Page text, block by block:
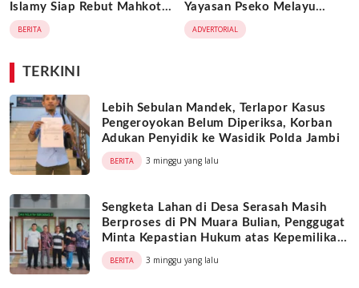
Islamy Siap Rebut Mahkota
Putri Jambi 2026
BERITA
Yayasan Pseko Melayu
Jambi Resmi Dikukuhkan:
Satukan Adat, Jaga Warisan
ADVERTORIAL
TERKINI
Lebih Sebulan Mandek, Terlapor Kasus
Pengeroyokan Belum Diperiksa, Korban
Adukan Penyidik ke Wasidik Polda Jambi
BERITA 3 minggu yang lalu
Sengketa Lahan di Desa Serasah Masih
Berproses di PN Muara Bulian, Penggugat
Minta Kepastian Hukum atas Kepemilikan
Objek Tanah
BERITA 3 minggu yang lalu